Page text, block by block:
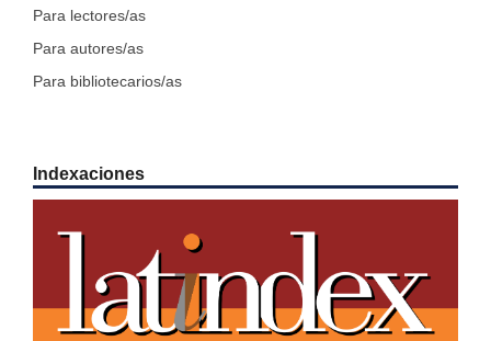
Para lectores/as
Para autores/as
Para bibliotecarios/as
Indexaciones